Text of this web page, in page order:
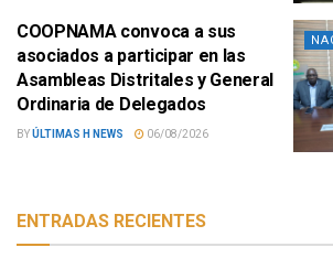
COOPNAMA convoca a sus
asociados a participar en las
Asambleas Distritales y General
Ordinaria de Delegados
BYÚLTIMAS H NEWS 06/08/2026
ENTRADAS RECIENTES